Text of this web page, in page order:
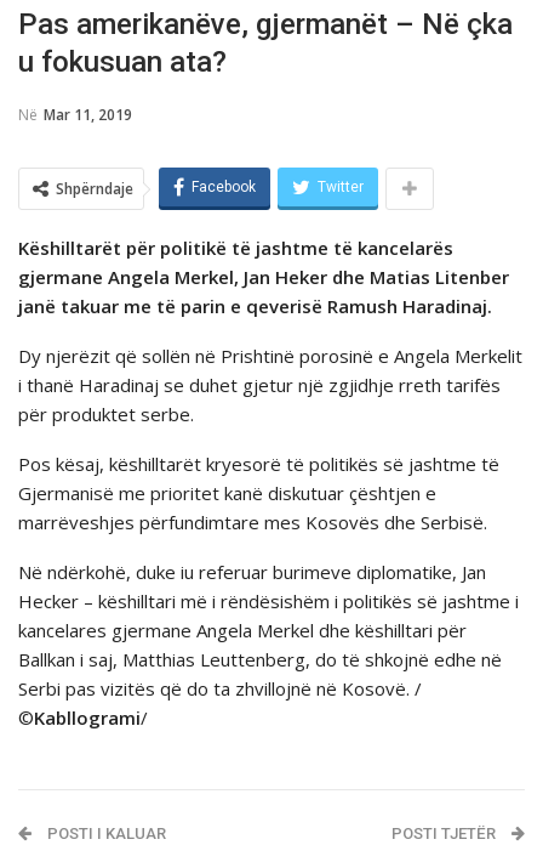
Pas amerikanëve, gjermanët – Në çka
u fokusuan ata?
Në Mar 11, 2019
Shpërndaje Facebook Twitter
Këshilltarët për politikë të jashtme të kancelarës
gjermane Angela Merkel, Jan Heker dhe Matias Litenber
janë takuar me të parin e qeverisë Ramush Haradinaj.
Dy njerëzit që sollën në Prishtinë porosinë e Angela Merkelit
i thanë Haradinaj se duhet gjetur një zgjidhje rreth tarifës
për produktet serbe.
Pos kësaj, këshilltarët kryesorë të politikës së jashtme të
Gjermanisë me prioritet kanë diskutuar çështjen e
marrëveshjes përfundimtare mes Kosovës dhe Serbisë.
Në ndërkohë, duke iu referuar burimeve diplomatike, Jan
Hecker – këshilltari më i rëndësishëm i politikës së jashtme i
kancelares gjermane Angela Merkel dhe këshilltari për
Ballkan i saj, Matthias Leuttenberg, do të shkojnë edhe në
Serbi pas vizitës që do ta zhvillojnë në Kosovë. /
©Kabllogrami/
POSTI I KALUAR POSTI TJETËR